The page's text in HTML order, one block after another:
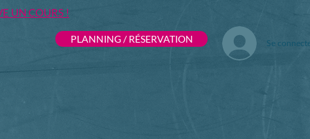
PLANNING / RÉSERVATION
UN COURS !
Se